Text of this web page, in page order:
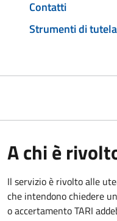
Contatti
Strumenti di tutela
A chi è
Il servizio è rivolto alle
che intendono chiedere
o accertamento TARI